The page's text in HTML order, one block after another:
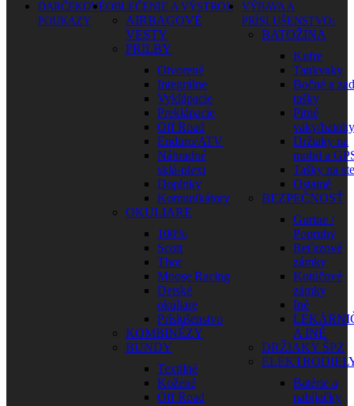
DARČEKOVÉ
POUKAZY
OBLEČENIE A VÝSTROJ
AIRBAGOVÉ
VESTY
PRILBY
Otvorené
Integrálne
Vyklápacie
Preklápacie
Off Road
Enduro/ATV
Náhradné
sklá-plexi
Doplnky
Komunikátory
OKULIARE
100%
Scott
Thor
Moose Racing
Detské
okuliare
Príslušenstvo
KOMBINÉZY
BUNDY
Textilné
Kožené
Off Road
VÝBAVA A
PRÍSLUŠENSTVO
BATOŽINA
Kufre
Tankvaky
Bočné a
tašky
Pitné
vaky/batohy
Držiaky na
mobil a
Tašky na
Ostatné
BEZPEČNOSŤ
Gurtne /
Popruhy
Reťazové
zámky
Kotúčové
zámky
Iné
A INÉ
DRŽIAKY ŠPZ
Batérie a
nabíjačky